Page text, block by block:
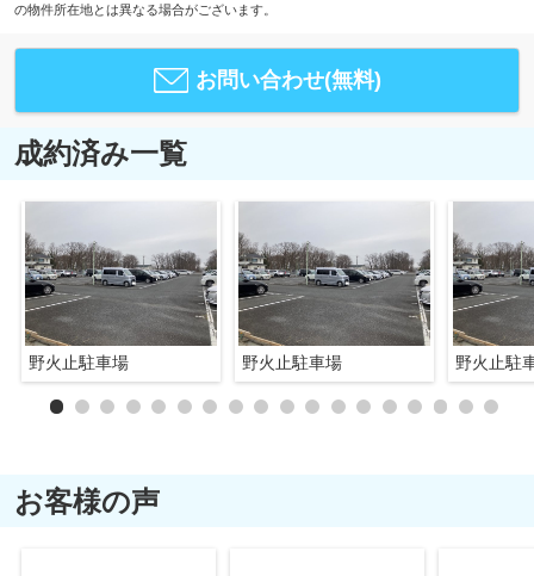
の物件所在地とは異なる場合がございます。
お問い合わせ(無料)
成約済み一覧
野火止駐車場 野火止駐車場 野火止駐
お客様の声